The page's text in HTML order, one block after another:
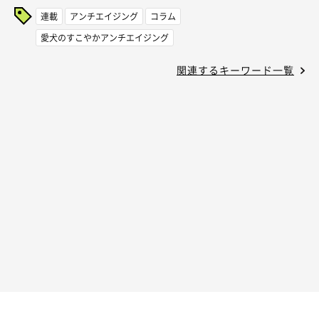
連載 アンチエイジング
コラム
愛犬のすこやかアンチエイジング
関連するキーワード一覧